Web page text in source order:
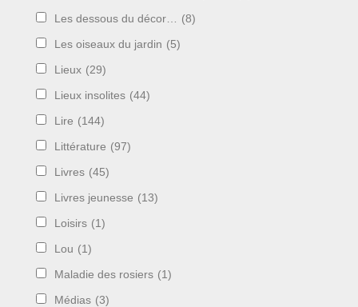
Les dessous du décor… (8)
Les oiseaux du jardin (5)
Lieux (29)
Lieux insolites (44)
Lire (144)
Littérature (97)
Livres (45)
Livres jeunesse (13)
Loisirs (1)
Lou (1)
Maladie des rosiers (1)
Médias (3)